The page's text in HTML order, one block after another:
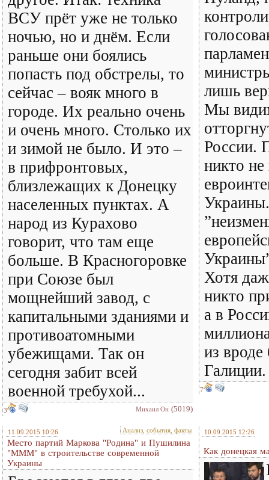
ВСУ прёт уже не только
ночью, но и днём. Если
раньше они боялись
попасть под обстрелы, то
сейчас – вояк много в
городе. Их реально очень
и очень много. Столько их
и зимой не было. И это –
в прифронтовых,
близлежащих к Донецку
населенных пунктах. А
народ из Курахово
говорит, что там еще
больше. В Красногоровке
при Союзе был
мощнейший завод, с
капитальными зданиями и
противоатомными
убежищами. Так он
сегодня забит всей
военной требухой...
3 Михаил Он (5019)
лишь
Мы
России.
никто
Хотя
никто
а в
из
Галиции.
7
11.09.2015 10:26 Анализ, события, факты
Место партий Маркова "Родина" и Пушилина
"МММ" в строительстве современной
Украины
10.09.2015 12:26
Как донецкая